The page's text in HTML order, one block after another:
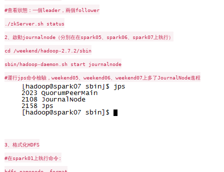
#查看狀態：一個leader，兩個follower
./zkServer.sh status
2、啟動journalnode（分別在在spark05、spark06、spark07上執行）
cd /weekend/hadoop-2.7.2/sbin
sbin/hadoop-daemon.sh start journalnode
#運行jps命令檢驗，weekend05、weekend06、weekend07上多了JournalNode進程
3、格式化HDFS
#在spark01上執行命令: